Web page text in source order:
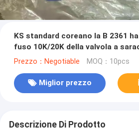
KS standard coreano la B 2361
fuso 10K/20K della valvola a
Prezzo：Negotiable MOQ：10pcs
Miglior prezzo
Descrizione Di Prodotto